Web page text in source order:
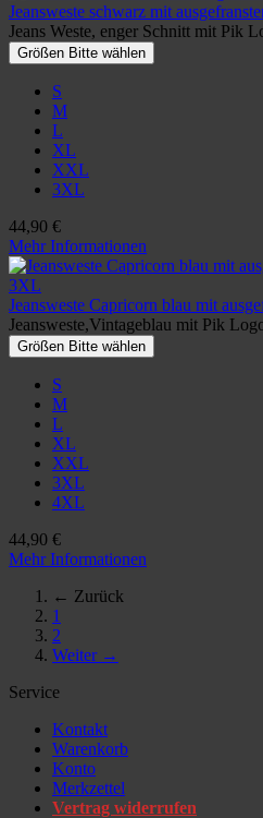
Jeansweste schwarz mit
Jeans Weste, enger Schnitt mit Pik
Größen Bitte wählen
S
M
L
XL
XXL
3XL
44,90 €
Mehr Informationen
Jeansweste Capricorn blau mit
Jeansweste,Vintageblau mit Pik
Größen Bitte wählen
S
M
L
XL
XXL
3XL
4XL
44,90 €
Mehr Informationen
← Zurück
1
2
Weiter →
Service
Kontakt
Warenkorb
Konto
Merkzettel
Vertrag widerrufen